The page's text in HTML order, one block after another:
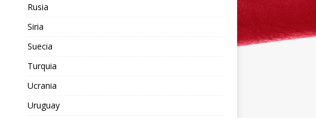
Rusia
Siria
Suecia
Turquia
Ucrania
Uruguay